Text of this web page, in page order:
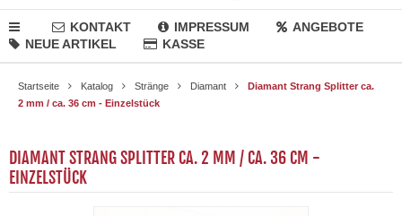
KONTAKT IMPRESSUM
ANGEBOTE
NEUE ARTIKEL
KASSE
Startseite Katalog Stränge Diamant
Diamant Strang Splitter ca.
2 mm / ca. 36 cm - Einzelstück
DIAMANT STRANG SPLITTER CA. 2 MM / CA. 36 CM -
EINZELSTÜCK